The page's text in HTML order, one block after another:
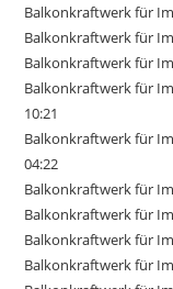
Balkonkraftwerk für
Balkonkraftwerk für
Balkonkraftwerk für
Balkonkraftwerk für
10:21
Balkonkraftwerk für
04:22
Balkonkraftwerk für
Balkonkraftwerk für
Balkonkraftwerk für
Balkonkraftwerk für